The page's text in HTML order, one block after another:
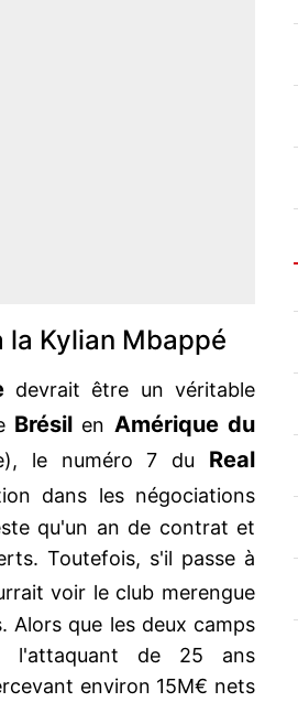
la Kylian Mbappé
devrait être un véritable
Brésil en Amérique du
le numéro 7 du Real
dans les négociations
qu'un an de contrat et
Toutefois, s'il passe à
voir le club merengue
Alors que les deux camps
l'attaquant de 25 ans
environ 15M€ nets